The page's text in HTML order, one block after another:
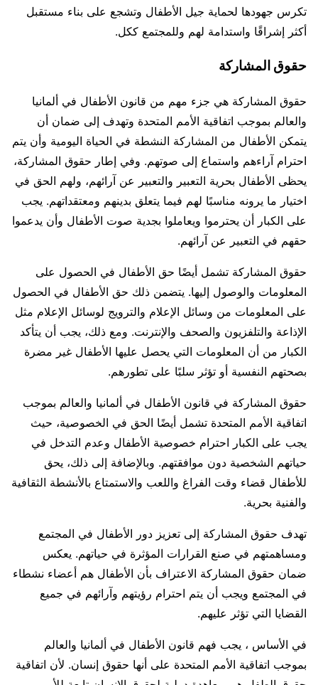
تكرس جهودها لحماية جيل الأطفال وتشجع على بناء مستقبل
أكثر إشراقًا واستدامة لهم وللمجتمع ككل.
حقوق المشاركة
حقوق المشاركة هي جزء مهم من قانون الأطفال في ألمانيا
والعالم بموجب اتفاقية الأمم المتحدة وتهدف إلى ضمان أن
يتمكن الأطفال من المشاركة النشطة في الحياة اليومية وأن يتم
احترام آراءهم واستماع إلى صوتهم. وفي إطار حقوق المشاركة،
يحظى الأطفال بحرية التعبير والتعبير عن آرائهم، ولهم الحق في
اختيار ما يرونه مناسبًا لهم فيما يتعلق بدينهم ومعتقداتهم. يجب
على الكبار أن يحترموا ويعاملوا بجدية صوت الأطفال وأن يدعموا
حقهم في التعبير عن آرائهم.
حقوق المشاركة تشمل أيضًا حق الأطفال في الحصول على
المعلومات والوصول إليها. يتضمن ذلك حق الأطفال في الحصول
على المعلومات من وسائل الإعلام والترويج لوسائل الإعلام مثل
الإذاعة والتلفزيون والصحف والإنترنت. ومع ذلك، يجب أن يتأكد
الكبار من أن المعلومات التي يحصل عليها الأطفال غير مضرة
بصحتهم النفسية أو تؤثر سلبًا على تطورهم.
حقوق المشاركة في قانون الأطفال في ألمانيا والعالم بموجب
اتفاقية الأمم المتحدة تشمل أيضًا الحق في الخصوصية، حيث
يجب على الكبار احترام خصوصية الأطفال وعدم التدخل في
حياتهم الشخصية دون موافقتهم. وبالإضافة إلى ذلك، يحق
للأطفال قضاء وقت الفراغ واللعب والاستمتاع بالأنشطة الثقافية
والفنية بحرية.
تهدف حقوق المشاركة إلى تعزيز دور الأطفال في المجتمع
ومساهمتهم في صنع القرارات المؤثرة في حياتهم. يعكس
ضمان حقوق المشاركة الاعتراف بأن الأطفال هم أعضاء نشطاء
في المجتمع ويجب أن يتم احترام رؤيتهم وآرائهم في جميع
القضايا التي تؤثر عليهم.
في الأساس ، يجب فهم قانون الأطفال في ألمانيا والعالم
بموجب اتفاقية الأمم المتحدة على أنها حقوق إنسان. لأن اتفاقية